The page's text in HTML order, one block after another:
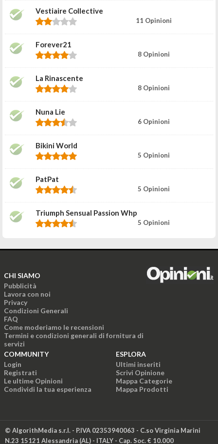
Vestiaire Collective
11 Opinioni
Forever21
8 Opinioni
La Rinascente
8 Opinioni
Nuna Lie
6 Opinioni
Bikini World
5 Opinioni
PatPat
5 Opinioni
Triumph Sensual Passion Whp
5 Opinioni
CHI SIAMO
Pubblicità
Lavora con noi
Privacy
Condizioni Generali
FAQ
Come moderiamo le recensioni
Termini e condizioni generali di fornitura di
servizi
COMMUNITY
Login
Registrati
Le ultime Opinioni
Condividi la tua esperienza
ESPLORA
Ultimi inseriti
Scrivi Opinione
Mappa Categorie
Mappa Prodotti
© AlgorithMedia s.r.l. - P.IVA 02353940063 - C.so Virginia Marini
N.23 15121 Alessandria (AL) - ITALY - Cap. Soc. € 10.000